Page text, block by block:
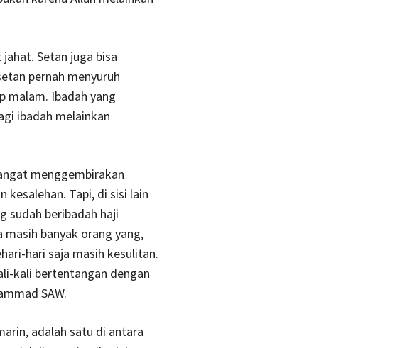
Setan juga bisa
pernah menyuruh
malam. Ibadah yang
ibadah melainkan
menggembirakan
kesalehan. Tapi, di sisi lain
sudah beribadah haji
banyak orang yang,
hari saja masih kesulitan.
kali bertentangan dengan
SAW.
adalah satu di antara